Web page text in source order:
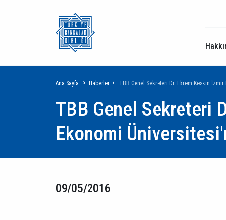
Sayfa
yolu
Ana Sayfa Haberler TBB Genel Sekreteri Dr. Ekrem Keskin
TBB Genel Sekreteri
Ekonomi
09/05/2016